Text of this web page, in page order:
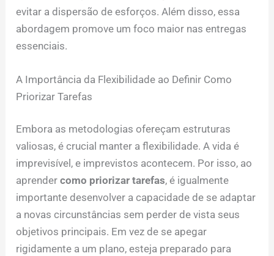
evitar a dispersão de esforços. Além disso, essa
abordagem promove um foco maior nas entregas
essenciais.
A Importância da Flexibilidade ao Definir Como
Priorizar Tarefas
Embora as metodologias ofereçam estruturas
valiosas, é crucial manter a flexibilidade. A vida é
imprevisível, e imprevistos acontecem. Por isso, ao
aprendercomo priorizar tarefas, é igualmente
importante desenvolver a capacidade de se adaptar
a novas circunstâncias sem perder de vista seus
objetivos principais. Em vez de se apegar
rigidamente a um plano, esteja preparado para